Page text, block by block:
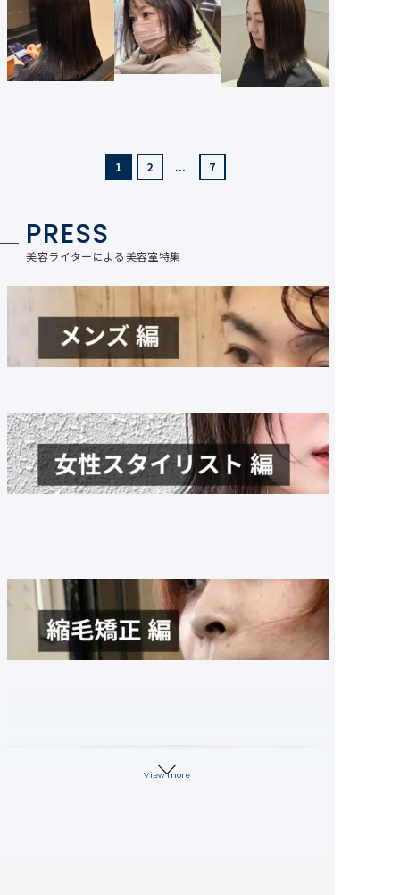
1 2 ... 7
PRESS
美容ライターによる美容室特集
View more